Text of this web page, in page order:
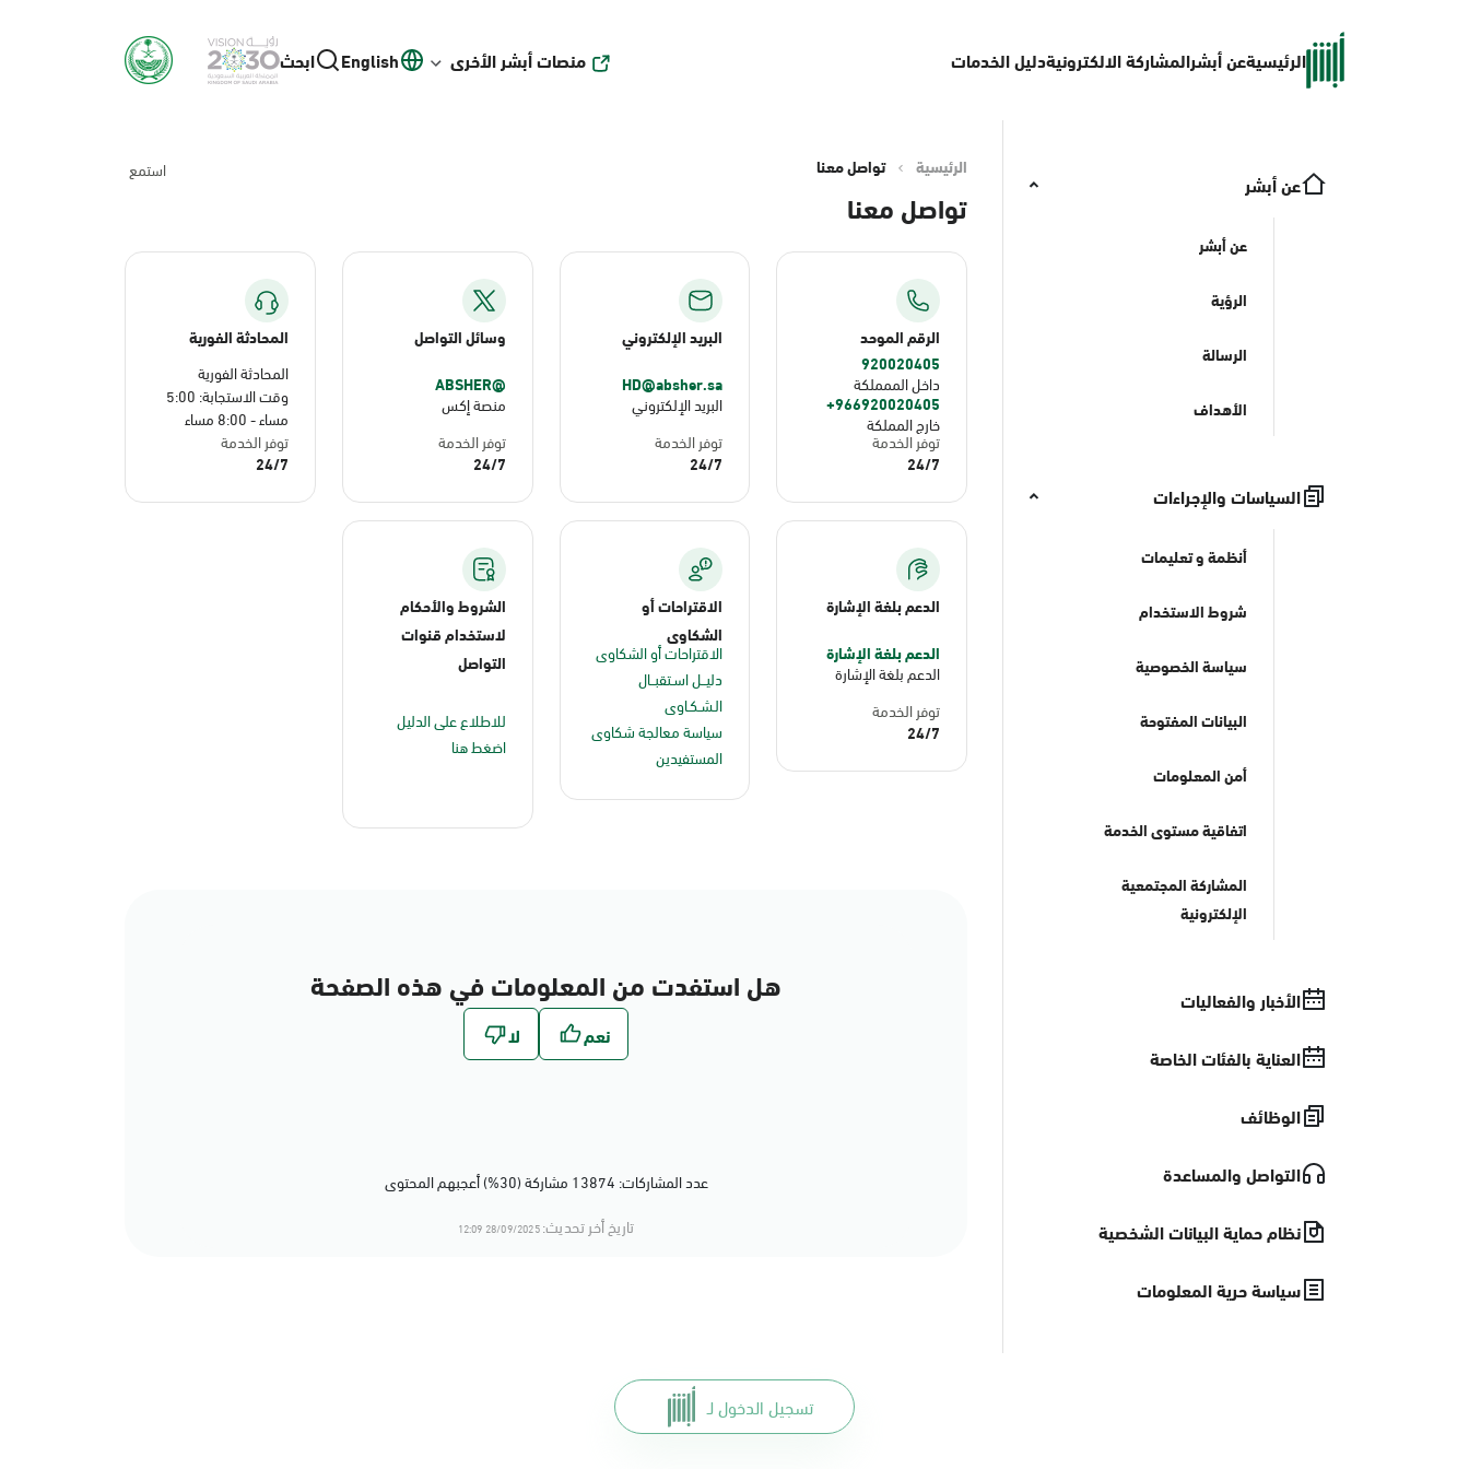
الرئيسيةعن أبشرالمشاركة الالكترونيةدليل الخدمات منصات أبشر الأخرى English ابحث
عن أبشر
عن أبشر
الرؤية
الرسالة
الأهداف
السياسات والإجراءات
أنظمة و تعليمات
شروط الاستخدام
سياسة الخصوصية
البيانات المفتوحة
أمن المعلومات
اتفاقية مستوى الخدمة
المشاركة المجتمعية
الإلكترونية
الأخبار والفعاليات
العناية بالفئات الخاصة
الوظائف
التواصل والمساعدة
نظام حماية البيانات الشخصية
سياسة حرية المعلومات
الرئيسية تواصل معنا استمع
تواصل معنا
الرقم الموحد
920020405
داخل الممملكة
966920020405+
خارج المملكة
توفر الخدمة
24/7
البريد الإلكتروني
HD@absher.sa
البريد الإلكتروني
توفر الخدمة
24/7
وسائل التواصل
@ABSHER
منصة إكس
توفر الخدمة
24/7
المحادثة الفورية
المحادثة الفورية
وقت الاستجابة: 5:00
مساء - 8:00 مساء
توفر الخدمة
24/7
الدعم بلغة الإشارة
الدعم بلغة الإشارة
الدعم بلغة الإشارة
توفر الخدمة
24/7
الاقتراحات أو
الشكاوى
الاقتراحات أو الشكاوى
دليــل اسـتقبــال
الـشـكـاوى
سياسة معالجة شكاوى
المستفيدين
الشروط والأحكام
لاستخدام قنوات
التواصل
للاطلاع على الدليل
اضغط هنا
هل استفدت من المعلومات في هذه الصفحة
عدد المشاركات: 13874 مشاركة (30%) أعجبهم المحتوى
تاريخ أخر تحديث:28/09/2025 12:09
تسجيل الدخول لـ